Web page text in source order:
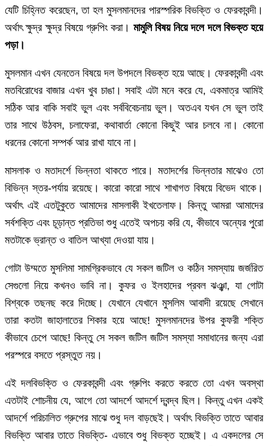
যেটি চিহ্নিত করেছেন, তা হল মুসলমানদের পারস্পরিক বিভক্তি ও ফেরকাবন্দী।
অর্থাৎ ক্ষুদ্র ক্ষুদ্র বিষয়ে গ্রুপিং করা। মামুলি বিষয় নিয়ে দলে দলে বিভক্ত হয়ে
পড়া।
মুসলমান এখন যেনতেন বিষয়ে দল উপদলে বিভক্ত হয়ে আছে। ফেরকাবন্দী এবং
মতবিরোধের বাজার এখন খুব চাঙা। সবাই এটা মনে করে যে, একমাত্র আমিই
সঠিক আর বাকি সবাই ভুল এবং সর্ববিবেচনায় ভুল। অতএব যখন সে ভুল তাই
তার সাথে উঠবস, চলাফেরা, কথাবার্তা কোনো কিছুই আর চলবে না। কোনো
ধরনের কোনো সম্পর্ক আর রাখা যাবে না।
মাসলাক ও মতাদর্শে ভিন্নতা থাকতে পারে। মতাদর্শের ভিন্নতার মাঝেও তো
বিভিন্ন স্তর-পর্যায় রয়েছে। কারো কারো সাথে শাখাগত বিষয়ে বিভেদ থাকে।
অর্থাৎ এই এতটুকুতে আমাদের মাসলাকী ইখতেলাফ। কিন্তু আমরা আমাদের
সর্বশক্তি এবং চূড়ান্ত প্রতিভা শুধু এতেই অপচয় করি যে, কীভাবে অন্যের পুরো
মতটাকে ভ্রান্ত ও বাতিল আখ্যা দেওয়া যায়।
গোটা উম্মতে মুসলিমা সামগ্রিকভাবে যে সকল জটিল ও কঠিন সমস্যায় জর্জরিত
সেগুলো নিয়ে কখনও ভাবি না। কুফর ও ইলহাদের প্রবল ঝঞ্ঝা, যা গোটা
বিশ্বকে তছনছ করে দিচ্ছে। যেখানে যেখানে মুসলিম আবাদী রয়েছে সেখানে
তারা কতটা জাহালাতের শিকার হয়ে আছে! মুসলমানদের উপর কুফরী শক্তি
কীভাবে চেপে আছে! কিন্তু সে সকল জটিল জটিল সমস্যা সমাধানের জন্য এরা
পরস্পরে বসতে প্রস্তুত নয়।
এই দলবিভক্তি ও ফেরকাবন্দী এবং গ্রুপিং করতে করতে তো এখন অবস্থা
এতটাই শোচনীয় যে, আগে তো আদর্শে আদর্শে দ্বন্দ্ব ছিল। কিন্তু এখন একই
আদর্শে পরিচালিত গ্রুপের মাঝে শুধু দল বাড়ছেই। অর্থাৎ বিভক্তি তাতে আবার
বিভক্তি আবার তাতে বিভক্তি- এভাবে শুধু বিভক্ত হচ্ছেই। এ একদলের সে